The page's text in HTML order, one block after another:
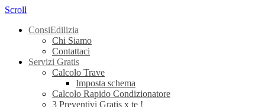
Scroll
ConsiEdilizia
Chi Siamo
Contattaci
Servizi Gratis
Calcolo Trave
Imposta schema
Calcolo Rapido Condizionatore
3 Preventivi Gratis x te !